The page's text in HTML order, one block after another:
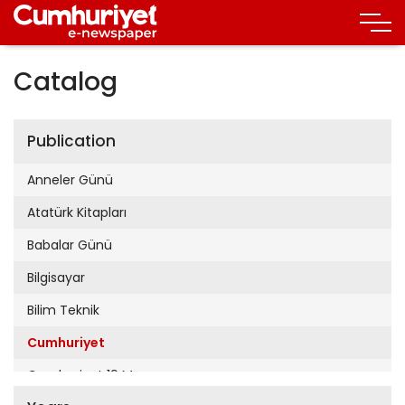
Catalog
Publication
Anneler Günü
Atatürk Kitapları
Babalar Günü
Bilgisayar
Bilim Teknik
Cumhuriyet
Cumhuriyet 19 Mayıs